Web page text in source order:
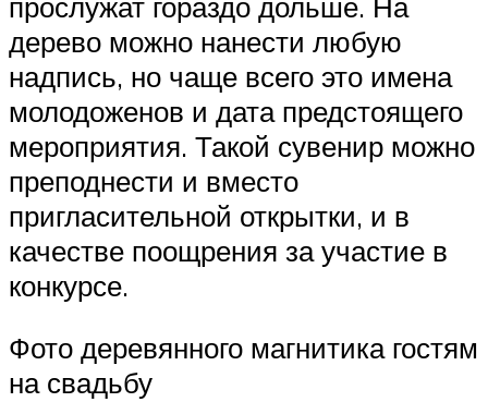
дерево можно нанести любую
надпись, но чаще всего это имена
молодоженов и дата предстоящего
мероприятия. Такой сувенир можно
преподнести и вместо
пригласительной открытки, и в
качестве поощрения за участие в
конкурсе.
Фото деревянного магнитика гостям
на свадьбу